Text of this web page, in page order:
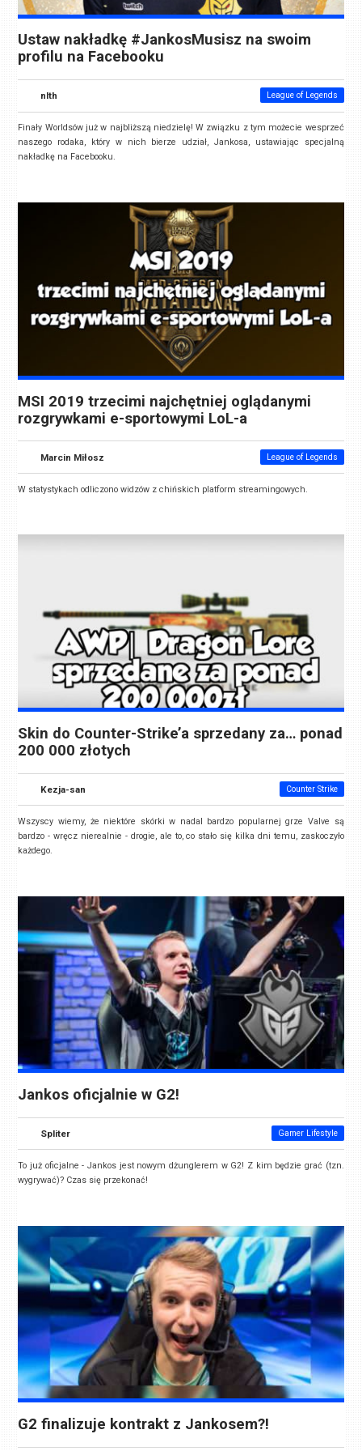
Ustaw nakładkę #JankosMusisz na swoim
profilu na Facebooku
nlth League of Legends
Finały Worldsów już w najbliższą niedzielę! W związku z tym możecie wesprzeć
naszego rodaka, który w nich bierze udział, Jankosa, ustawiając specjalną
nakładkę na Facebooku.
MSI 2019 trzecimi najchętniej oglądanymi
rozgrywkami e-sportowymi LoL-a
Marcin Miłosz League of Legends
W statystykach odliczono widzów z chińskich platform streamingowych.
Skin do Counter-Strike’a sprzedany za… ponad
200 000 złotych
Kezja-san Counter Strike
Wszyscy wiemy, że niektóre skórki w nadal bardzo popularnej grze Valve są
bardzo - wręcz nierealnie - drogie, ale to, co stało się kilka dni temu, zaskoczyło
każdego.
Jankos oficjalnie w G2!
Spliter Gamer Lifestyle
To już oficjalne - Jankos jest nowym dżunglerem w G2! Z kim będzie grać (tzn.
wygrywać)? Czas się przekonać!
G2 finalizuje kontrakt z Jankosem?!